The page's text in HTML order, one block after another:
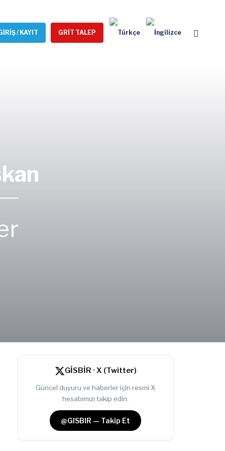
/ KAYIT GRİT TALEP
GİSBİR · X (Twitter)
Güncel duyuru ve haberler için resmi X
hesabımızı takip edin.
@GISBIR — Takip Et